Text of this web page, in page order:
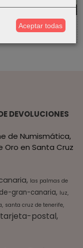
DEVOLUCIONES
de Numismática,
Oro en Santa Cruz
las palmas de
gran-canaria luz
santa cruz de tenerife
tarjeta-postal
Aceptar todas